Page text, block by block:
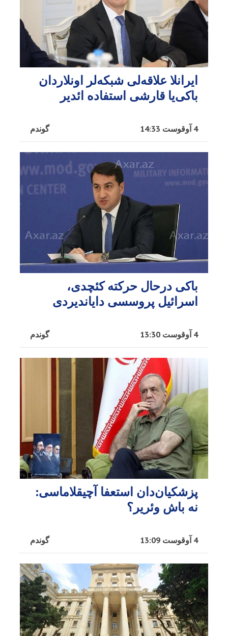
ایرانلا علاقه‌لی شبکه‌لر اونلاردان
باکی‌یا قارشی استفاده ائدیر
گوندم 4 آوقوست 14:33
باکی درحال حرکته کئچدی،
اسرائیل پروسسی دایاندیردی
گوندم 4 آوقوست 13:30
پزشکیان‌دان استعفا آچیقلاماسی:
نه باش وئریر؟
گوندم 4 آوقوست 13:09